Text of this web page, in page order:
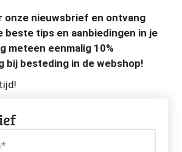
onze nieuwsbrief en ontvang
beste tips en aanbiedingen in je
meteen eenmalig 10%
bij besteding in de webshop!